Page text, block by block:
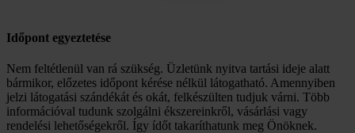
Időpont egyeztetése
Nem feltétlenül van rá szükség. Üzletünk nyitva tartási ideje alatt
bármikor, előzetes időpont kérése nélkül látogatható. Amennyiben
jelzi látogatási szándékát és okát, felkészülten tudjuk várni. Több
információval tudunk szolgálni ékszereinkről, vásárlási vagy
rendelési lehetőségekről. Így ídőt takaríthatunk meg Önöknek.